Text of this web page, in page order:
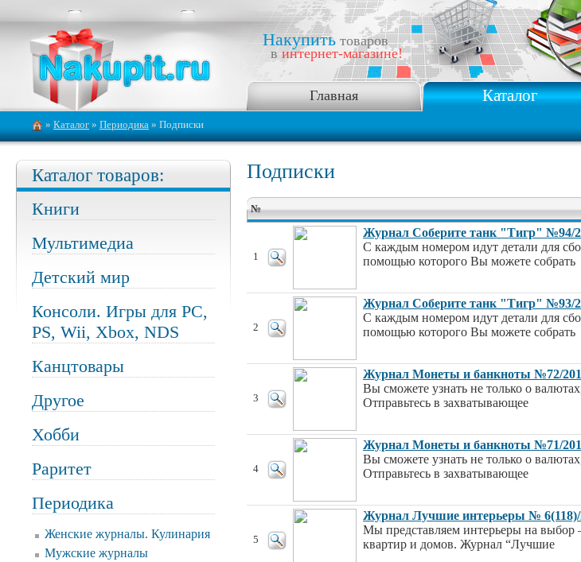
Накупить товаров
в интернет-магазине!
Главная Каталог
» Каталог » Периодика » Подписки
Каталог товаров:
Книги
Мультимедиа
Детский мир
Консоли. Игры для PC,
PS, Wii, Xbox, NDS
Канцтовары
Другое
Хобби
Раритет
Периодика
Женские журналы. Кулинария
Мужские журналы
Подписки
№
1
Журнал Соберите танк "Тигр" №94/
С каждым номером идут детали для
помощью которого Вы можете собрать
2
Журнал Соберите танк "Тигр" №93/
С каждым номером идут детали для
помощью которого Вы можете собрать
3
Журнал Монеты и банкноты №72/
Вы сможете узнать не только о
Отправьтесь в захватывающее
4
Журнал Монеты и банкноты №71/
Вы сможете узнать не только о
Отправьтесь в захватывающее
5
Журнал Лучшие интерьеры № 6(118)/
Мы представляем интерьеры на
квартир и домов. Журнал “Лучшие